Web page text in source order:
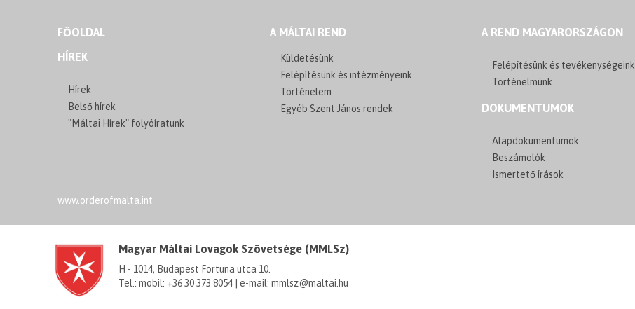
FŐOLDAL
HÍREK
Hírek
Belső hírek
"Máltai Hírek" folyóíratunk
A MÁLTAI REND
Küldetésünk
Felépítésünk és intézményeink
Történelem
Egyéb Szent János rendek
A REND MAGYARORSZÁGON
Felépítésünk és tevékenységeink
Történelmünk
DOKUMENTUMOK
Alapdokumentumok
Beszámolók
Ismertető írások
www.orderofmalta.int
Magyar Máltai Lovagok Szövetsége (MMLSz)
H - 1014, Budapest Fortuna utca 10.
Tel.: mobil: +36 30 373 8054 | e-mail: mmlsz@maltai.hu